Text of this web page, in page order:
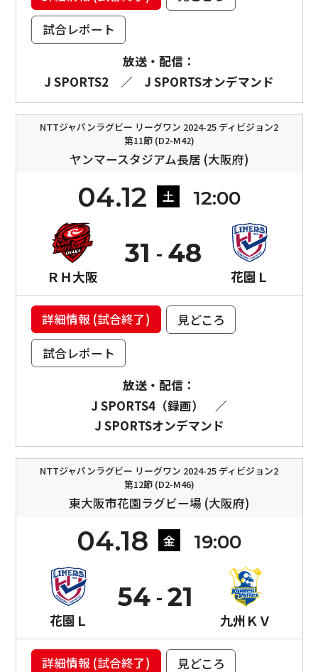
試合レポート
放送・配信：
J SPORTS2
／ J SPORTSオンデマンド
NTTジャパンラグビー リーグワン 2024-25 ディビジョン2
第11節 (D2-M42)
ヤンマースタジアム長居 (大阪府)
04.12 土 12:00
ＲＨ大阪
31
花園Ｌ
48
詳細情報 (試合終了)
見どころ
試合レポート
放送・配信：
J SPORTS4（録画）
／
J SPORTSオンデマンド
NTTジャパンラグビー リーグワン 2024-25 ディビジョン2
第12節 (D2-M46)
東大阪市花園ラグビー場 (大阪府)
04.18 金 19:00
花園Ｌ
54
九州ＫＶ
21
詳細情報 (試合終了) 見どころ